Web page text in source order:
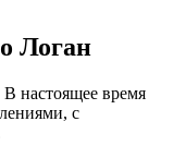
Логан
В настоящее время
с